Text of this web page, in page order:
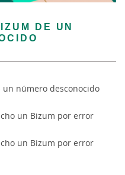
DE UN
un número desconocido
un Bizum por error
un Bizum por error